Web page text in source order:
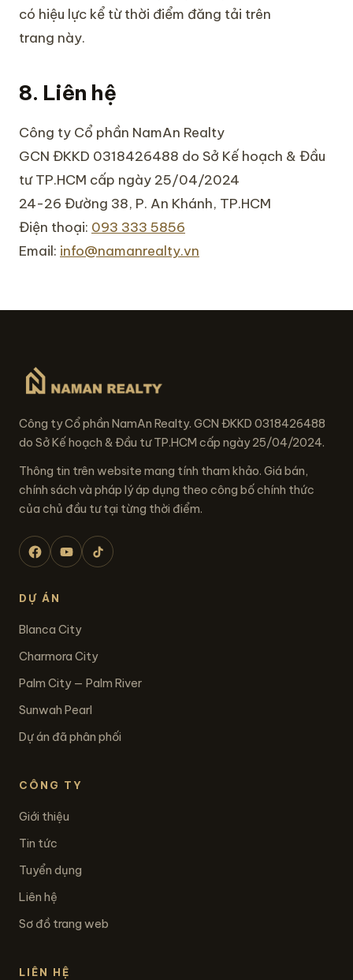
có hiệu lực kể từ thời điểm đăng tải trên
trang này.
8. Liên hệ
Công ty Cổ phần NamAn Realty
GCN ĐKKD 0318426488 do Sở Kế hoạch & Đầu
tư TP.HCM cấp ngày 25/04/2024
24-26 Đường 38, P. An Khánh, TP.HCM
Điện thoại: 093 333 5856
Email: info@namanrealty.vn
Công ty Cổ phần NamAn Realty. GCN ĐKKD 0318426488
do Sở Kế hoạch & Đầu tư TP.HCM cấp ngày 25/04/2024.
Thông tin trên website mang tính tham khảo. Giá bán,
chính sách và pháp lý áp dụng theo công bố chính thức
của chủ đầu tư tại từng thời điểm.
DỰ ÁN
Blanca City
Charmora City
Palm City — Palm River
Sunwah Pearl
Dự án đã phân phối
CÔNG TY
Giới thiệu
Tin tức
Tuyển dụng
Liên hệ
Sơ đồ trang web
LIÊN HỆ